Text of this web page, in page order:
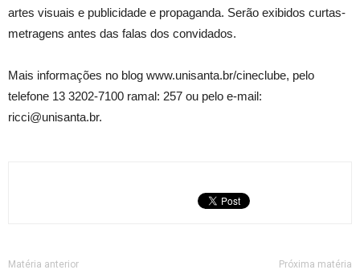
artes visuais e publicidade e propaganda. Serão exibidos curtas-
metragens antes das falas dos convidados.
Mais informações no blog www.unisanta.br/cineclube, pelo
telefone 13 3202-7100 ramal: 257 ou pelo e-mail:
ricci@unisanta.br.
Matéria anterior Próxima matéria